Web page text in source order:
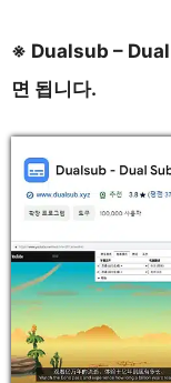
※ Dualsub –
면 됩니다.